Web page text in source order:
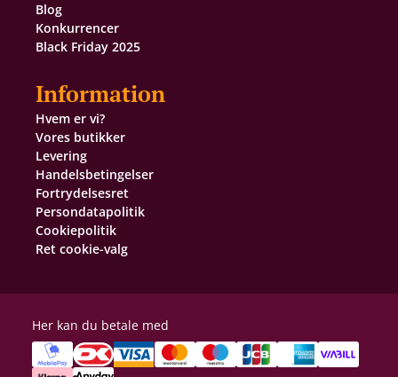
Blog
Konkurrencer
Black Friday 2025
Information
Hvem er vi?
Vores butikker
Levering
Handelsbetingelser
Fortrydelsesret
Persondatapolitik
Cookiepolitik
Ret cookie-valg
Her kan du betale med